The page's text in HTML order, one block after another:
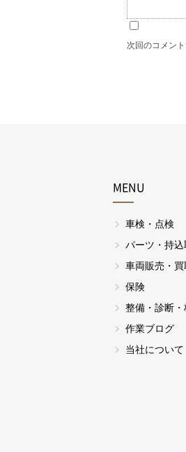
次回のコメン
MENU
車検・点検
パーツ・持込
車両販売・買
保険
整備・診断・
作業ブログ
当社について